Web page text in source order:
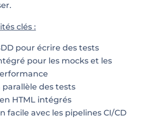
clés :
pour écrire des tests
pour les mocks et les
des tests
HTML intégrés
facile avec les pipelines CI/CD